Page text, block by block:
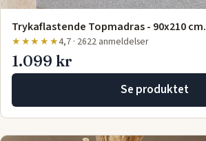
Trykaflastende Topmadras - 90x210 cm.
★★★★★4,7 · 2622 anmeldelser
1.099 kr
Se produktet